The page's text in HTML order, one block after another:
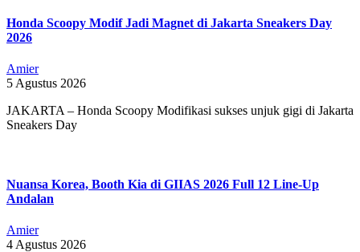
Honda Scoopy Modif Jadi Magnet di Jakarta Sneakers Day
2026
Amier
5 Agustus 2026
JAKARTA – Honda Scoopy Modifikasi sukses unjuk gigi di Jakarta
Sneakers Day
Nuansa Korea, Booth Kia di GIIAS 2026 Full 12 Line-Up
Andalan
Amier
4 Agustus 2026